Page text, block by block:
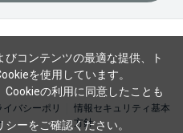
イバシーポリ
情報セキュリティ基本
方針
コンテンツの最適な提供、ト
を使用しています。
の利用に同意したことも
シーをご確認ください。